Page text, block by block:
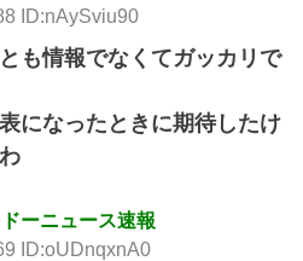
ID:nAySviu90
も情報でなくてガッカリで
になったときに期待したけ
ーニュース速報
ID:oUDnqxnA0